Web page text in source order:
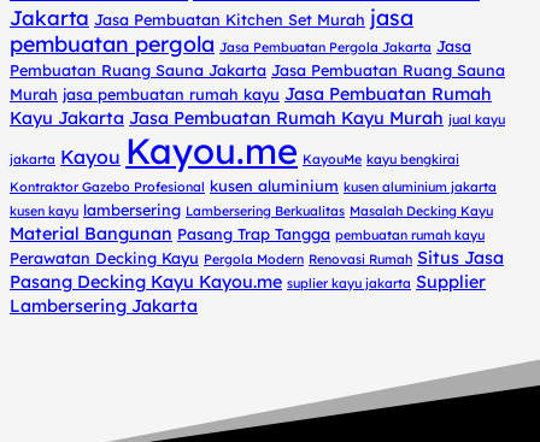
Jakarta Jasa Pembuatan Kitchen Set Murah jasa
pembuatan pergola Jasa Pembuatan Pergola Jakarta Jasa
Pembuatan Ruang Sauna Jakarta Jasa Pembuatan Ruang Sauna
Murah jasa pembuatan rumah kayu Jasa Pembuatan Rumah
Kayu Jakarta Jasa Pembuatan Rumah Kayu Murah jual kayu
jakarta Kayou Kayou.me KayouMe kayu bengkirai
Kontraktor Gazebo Profesional kusen aluminium kusen aluminium jakarta
kusen kayu lambersering Lambersering Berkualitas Masalah Decking Kayu
Material Bangunan Pasang Trap Tangga pembuatan rumah kayu
Perawatan Decking Kayu Pergola Modern Renovasi Rumah Situs Jasa
Pasang Decking Kayu Kayou.me suplier kayu jakarta Supplier
Lambersering Jakarta